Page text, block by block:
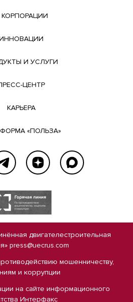
И УСЛУГИ
ЦЕНТР
КАРЬЕРА
«ПОЛЬЗА»
двигателестроительная
press@uecrus.com
мошенничеству,
и коррупции
на сайте информационного
Интерфакс